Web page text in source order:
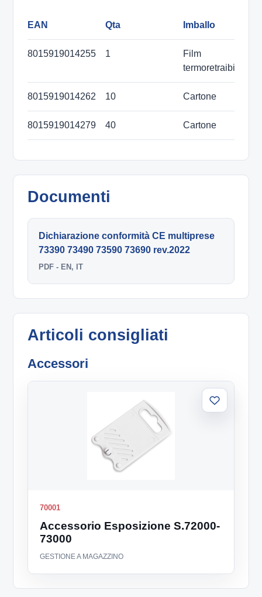
EAN Qta Imballo
8015919014255 1
Film
termoretraibile
8015919014262 10 Cartone
8015919014279 40 Cartone
Documenti
Dichiarazione conformità CE multiprese
73390 73490 73590 73690 rev.2022
PDF - EN, IT
Articoli consigliati
Accessori
70001
Accessorio Esposizione S.72000-
73000
GESTIONE A MAGAZZINO
Aggiungi
alla